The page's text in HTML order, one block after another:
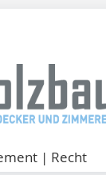
| Recht